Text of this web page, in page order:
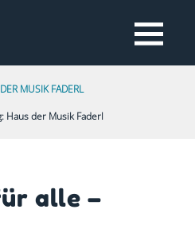
MUSIK FADERL
Haus der Musik Faderl
alle –